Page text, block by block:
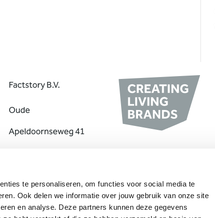
te personaliseren, om functies voor social media te
Ook delen we informatie over jouw gebruik van onze site
en analyse. Deze partners kunnen deze gegevens
Factstory B.V.
Oude
Apeldoornseweg 41
+31 (0) 55 207 0
307